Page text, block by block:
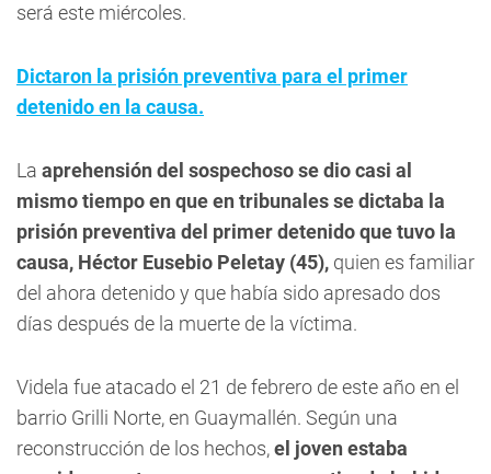
será este miércoles.
Dictaron la prisión preventiva para el primer
detenido en la causa.
La aprehensión del sospechoso se dio casi al
mismo tiempo en que en tribunales se dictaba la
prisión preventiva del primer detenido que tuvo la
causa, Héctor Eusebio Peletay (45), quien es familiar
del ahora detenido y que había sido apresado dos
días después de la muerte de la víctima.
Videla fue atacado el 21 de febrero de este año en el
barrio Grilli Norte, en Guaymallén. Según una
reconstrucción de los hechos,el joven estaba